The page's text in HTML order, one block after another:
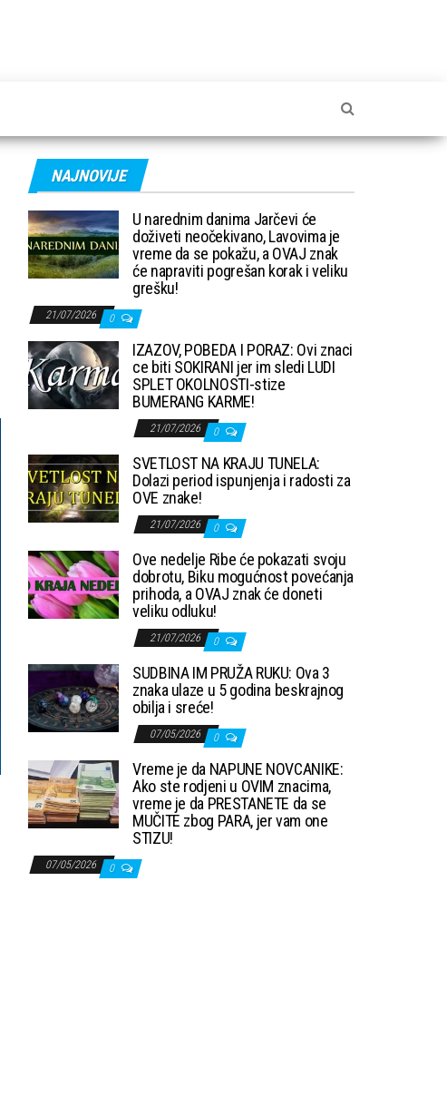
NAJNOVIJE
U narednim danima Jarčevi će
doživeti neočekivano, Lavovima je
vreme da se pokažu, a OVAJ znak
će napraviti pogrešan korak i veliku
grešku!
21/07/2026 0
IZAZOV, POBEDA I PORAZ: Ovi znaci
ce biti SOKIRANI jer im sledi LUDI
SPLET OKOLNOSTI-stize
BUMERANG KARME!
21/07/2026 0
SVETLOST NA KRAJU TUNELA:
Dolazi period ispunjenja i radosti za
OVE znake!
21/07/2026 0
Ove nedelje Ribe će pokazati svoju
dobrotu, Biku mogućnost povećanja
prihoda, a OVAJ znak će doneti
veliku odluku!
21/07/2026 0
SUDBINA IM PRUŽA RUKU: Ova 3
znaka ulaze u 5 godina beskrajnog
obilja i sreće!
07/05/2026 0
Vreme je da NAPUNE NOVCANIKE:
Ako ste rodjeni u OVIM znacima,
vreme je da PRESTANETE da se
MUČITE zbog PARA, jer vam one
STIZU!
07/05/2026 0